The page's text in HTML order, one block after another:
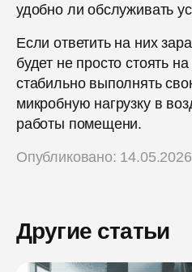
удобно ли обслуживать
Если ответить на них
будет не просто стоять
стабильно выполнять
микробную нагрузку в
работы помещени.
Опубликовано:
Другие статьи